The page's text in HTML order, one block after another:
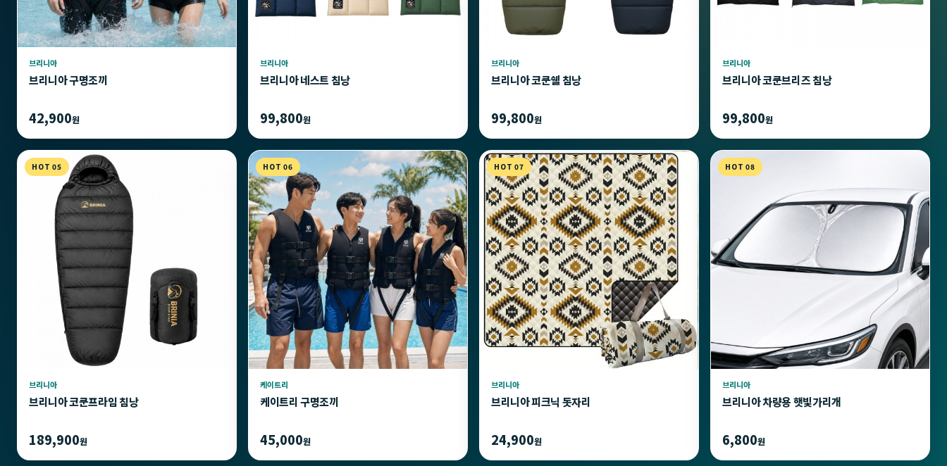
브리니아
브리니아 구명조끼
42,900원
브리니아
브리니아 네스트 침낭
99,800원
브리니아
브리니아 코쿤쉘 침낭
99,800원
브리니아
브리니아 코쿤브리즈 침낭
99,800원
HOT 05
브리니아
브리니아 코쿤프라임 침낭
189,900원
HOT 06
케이트리
케이트리 구명조끼
45,000원
HOT 07
브리니아
브리니아 피크닉 돗자리
24,900원
HOT 08
브리니아
브리니아 차량용 햇빛가리개
6,800원